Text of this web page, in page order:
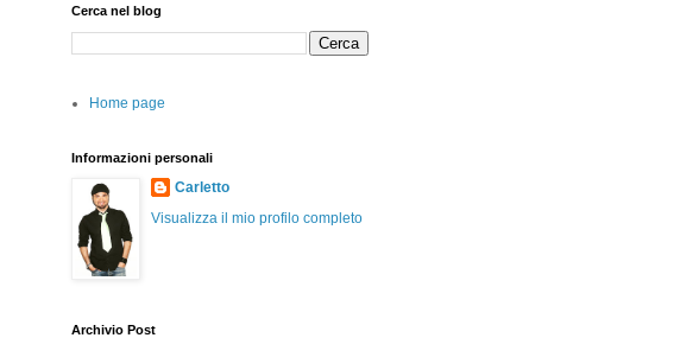
Cerca nel blog
Home page
Informazioni personali
Carletto
Visualizza il mio profilo completo
Archivio Post